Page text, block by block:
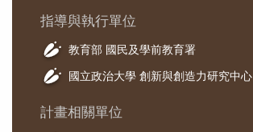
指導與執行單位
教育部 國民及學前教育署
國立政治大學 創新與創造力研究中心
計畫相關單位